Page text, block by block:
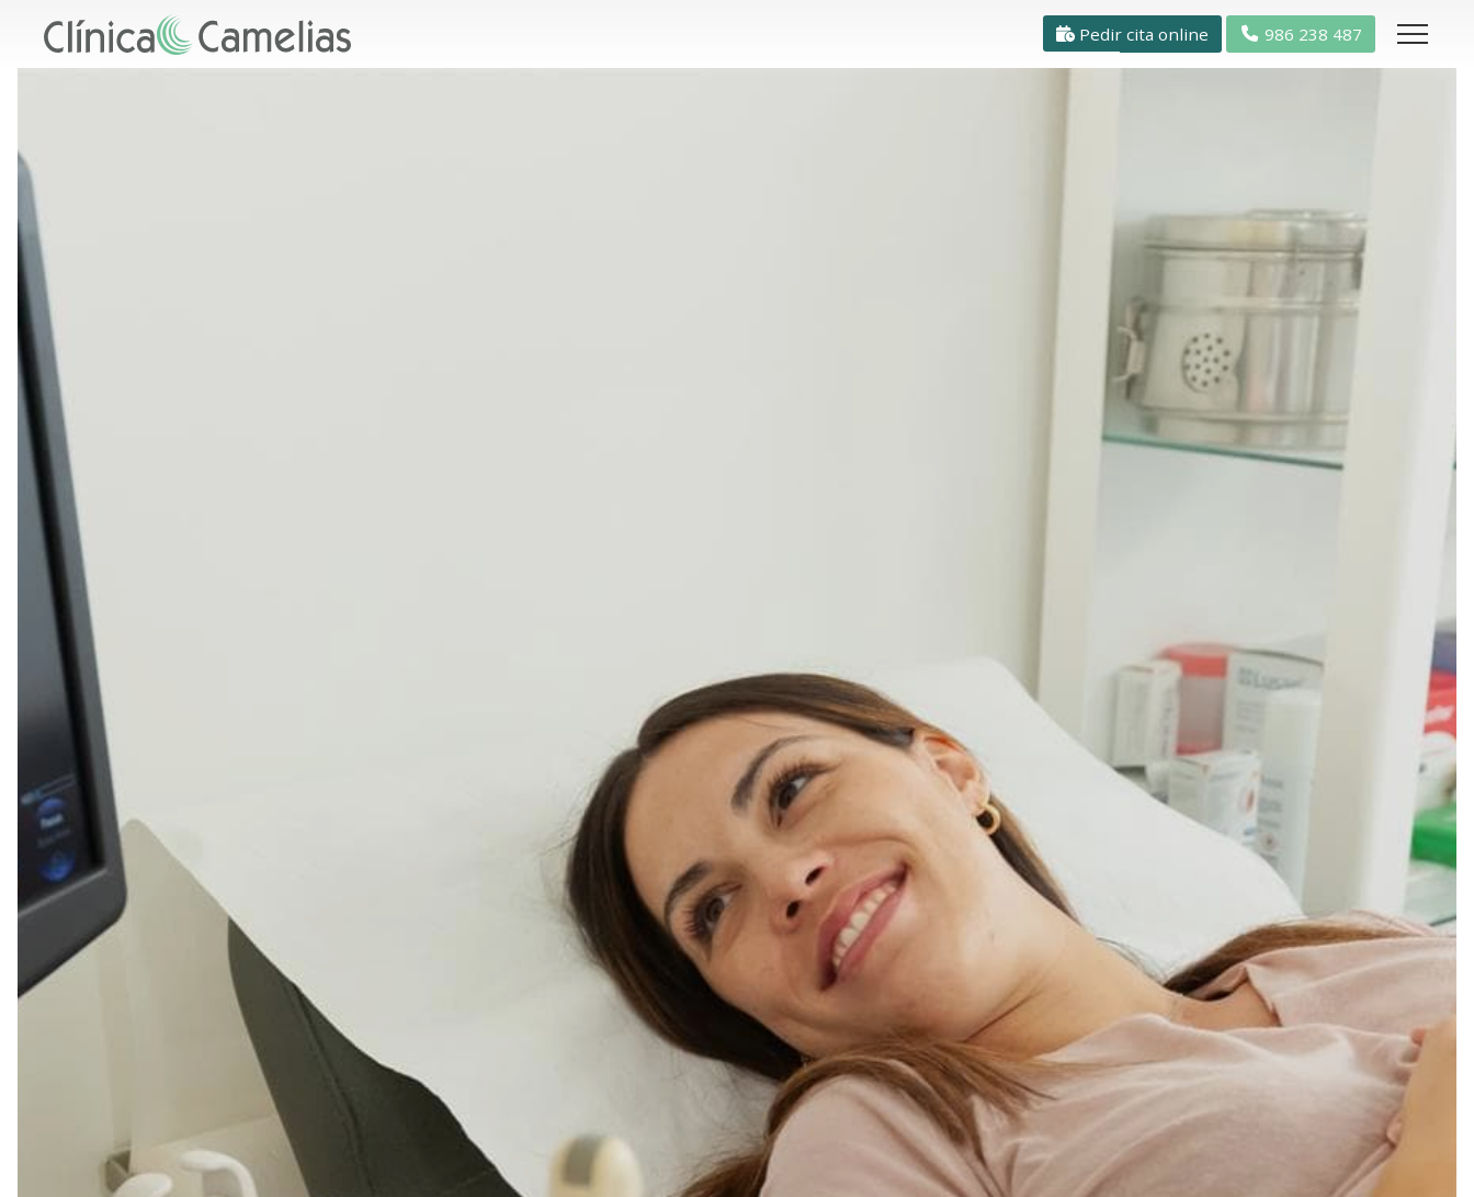
Pedir cita online 986 238 487